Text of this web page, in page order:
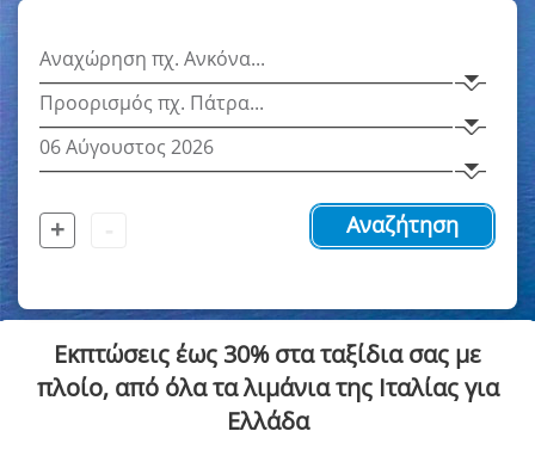
+ Αναζήτηση
Εκπτώσεις έως 30% στα ταξίδια σας με
πλοίο, από όλα τα λιμάνια της Ιταλίας για
Ελλάδα